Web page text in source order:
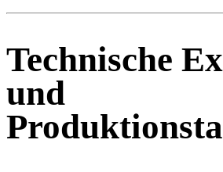
Technische
und